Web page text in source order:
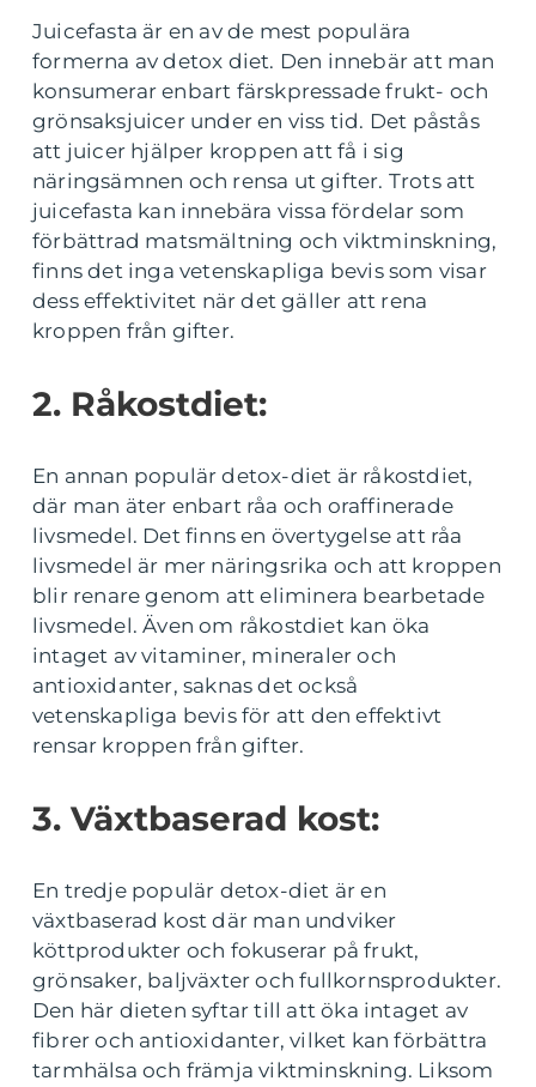
Juicefasta är en av de mest populära
formerna av detox diet. Den innebär att man
konsumerar enbart färskpressade frukt- och
grönsaksjuicer under en viss tid. Det påstås
att juicer hjälper kroppen att få i sig
näringsämnen och rensa ut gifter. Trots att
juicefasta kan innebära vissa fördelar som
förbättrad matsmältning och viktminskning,
finns det inga vetenskapliga bevis som visar
dess effektivitet när det gäller att rena
kroppen från gifter.
2. Råkostdiet:
En annan populär detox-diet är råkostdiet,
där man äter enbart råa och oraffinerade
livsmedel. Det finns en övertygelse att råa
livsmedel är mer näringsrika och att kroppen
blir renare genom att eliminera bearbetade
livsmedel. Även om råkostdiet kan öka
intaget av vitaminer, mineraler och
antioxidanter, saknas det också
vetenskapliga bevis för att den effektivt
rensar kroppen från gifter.
3. Växtbaserad kost:
En tredje populär detox-diet är en
växtbaserad kost där man undviker
köttprodukter och fokuserar på frukt,
grönsaker, baljväxter och fullkornsprodukter.
Den här dieten syftar till att öka intaget av
fibrer och antioxidanter, vilket kan förbättra
tarmhälsa och främja viktminskning. Liksom